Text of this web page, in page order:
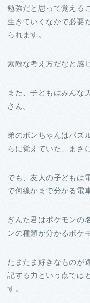
勉強だと思って覚える
生きていくなかで必要
られます。
素敵な考え方だなと感
また、子どもはみんな
さん。
弟のポンちゃんはパズ
らに覚えていた、まさ
でも、友人の子どもは
で何線かまで分かる電
ぎんた君はポケモンの
ンの種類が分かるポケ
たまたま好きなものが
記する力という点では
す。